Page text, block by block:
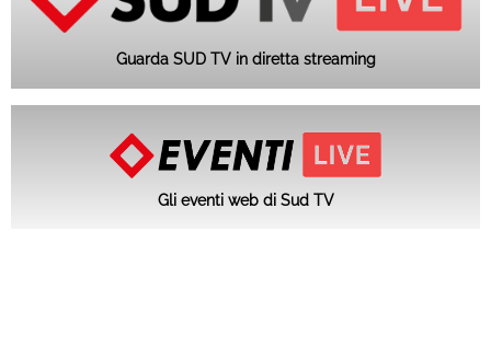
Guarda SUD TV in diretta streaming
Gli eventi web di Sud TV